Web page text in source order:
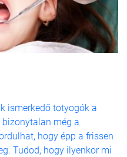
ismerkedő totyogók a
még a
hogy épp a frissen
Tudod, hogy ilyenkor mi